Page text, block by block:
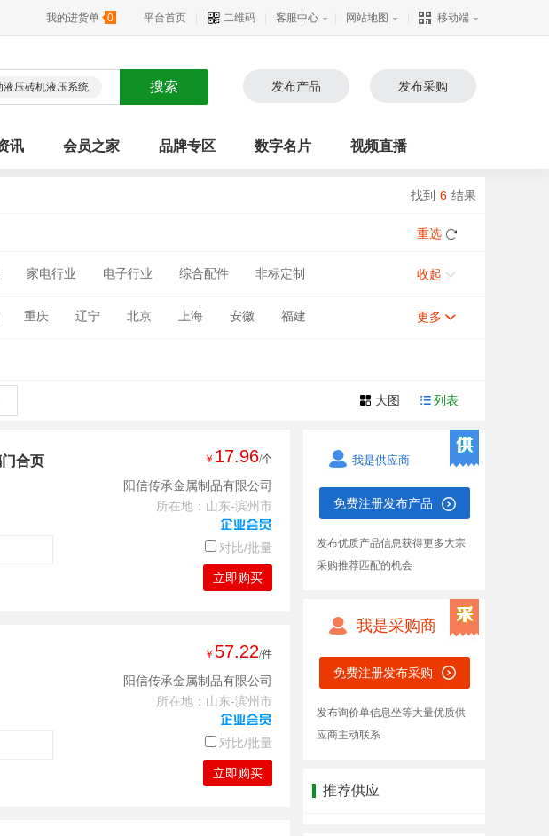
我的进货单 0 平台首页 二维码 客服中心 网站地图 移动端
液压砖机液压系统 发布产品 发布采购
讯 会员之家 品牌专区 数字名片 视频直播
找到 6 结果
重选
家电行业 电子行业 综合配件 非标定制 收起
重庆 辽宁 北京 上海 安徽 福建 更多
列表
大图
合页 ￥ 17.96/个
阳信传承金属制品有限公司
所在地：山东-滨州市
对比/批量
立即购买
￥ 57.22/件
阳信传承金属制品有限公司
所在地：山东-滨州市
对比/批量
立即购买
我是供应商
免费注册发布产品
发布优质产品信息获得更多大宗
采购推荐匹配的机会
我是采购商
免费注册发布采购
发布询价单信息坐等大量优质供
应商主动联系
推荐供应